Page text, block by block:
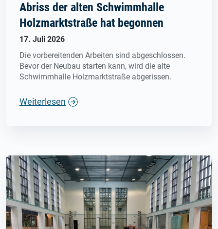
Abriss der alten Schwimmhalle
Holzmarktstraße hat begonnen
17. Juli 2026
Die vorbereitenden Arbeiten sind abgeschlossen.
Bevor der Neubau starten kann, wird die alte
Schwimmhalle Holzmarktstraße abgerissen.
Weiterlesen